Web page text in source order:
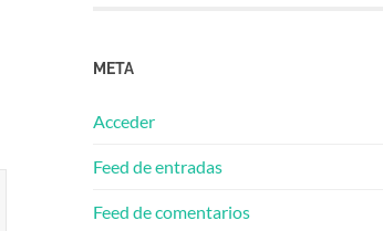
META
Acceder
Feed de entradas
Feed de comentarios